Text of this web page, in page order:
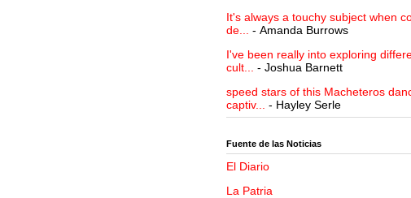
It's always a touchy subject when
de...
- Amanda Burrows
I've been really into exploring
cult...
- Joshua Barnett
speed stars of this Macheteros
captiv...
- Hayley Serle
Fuente de las Noticias
El Diario
La Patria